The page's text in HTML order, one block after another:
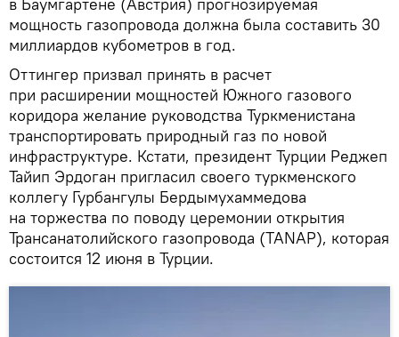
мощность газопровода должна была составить 30
миллиардов кубометров в год.
Оттингер призвал принять в расчет
при расширении мощностей Южного газового
коридора желание руководства Туркменистана
транспортировать природный газ по новой
инфраструктуре. Кстати, президент Турции Реджеп
Тайип Эрдоган пригласил своего туркменского
коллегу Гурбангулы Бердымухаммедова
на торжества по поводу церемонии открытия
Трансанатолийского газопровода (TANAP), которая
состоится 12 июня в Турции.